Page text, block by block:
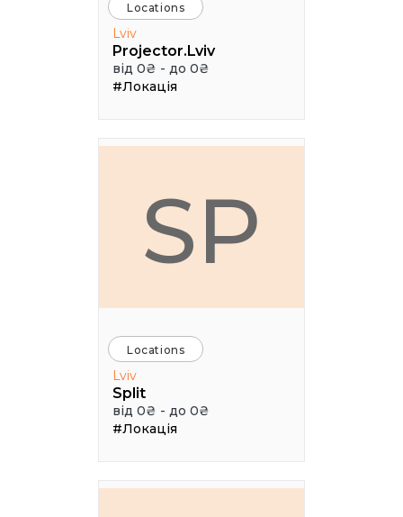
Locations
Lviv
Projector.Lviv
від 0₴ - до 0₴
#Локація
SP
Locations
Lviv
Split
від 0₴ - до 0₴
#Локація